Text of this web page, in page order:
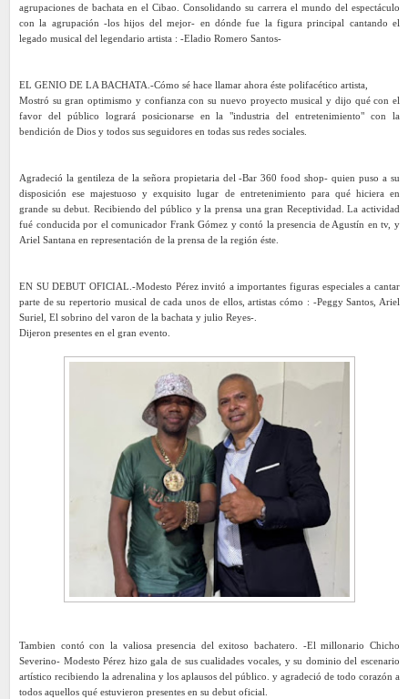
agrupaciones de bachata en el Cibao. Consolidando su carrera el mundo del espectáculo
con la agrupación -los hijos del mejor- en dónde fue la figura principal cantando el
legado musical del legendario artista : -Eladio Romero Santos-
EL GENIO DE LA BACHATA.-Cómo sé hace llamar ahora éste polifacético artista,
Mostró su gran optimismo y confianza con su nuevo proyecto musical y dijo qué con el
favor del público logrará posicionarse en la "industria del entretenimiento" con la
bendición de Dios y todos sus seguidores en todas sus redes sociales.
Agradeció la gentileza de la señora propietaria del -Bar 360 food shop- quien puso a su
disposición ese majestuoso y exquisito lugar de entretenimiento para qué hiciera en
grande su debut. Recibiendo del público y la prensa una gran Receptividad. La actividad
fué conducida por el comunicador Frank Gómez y contó la presencia de Agustín en tv, y
Ariel Santana en representación de la prensa de la región éste.
EN SU DEBUT OFICIAL.-Modesto Pérez invitó a importantes figuras especiales a cantar
parte de su repertorio musical de cada unos de ellos, artistas cómo : -Peggy Santos, Ariel
Suriel, El sobrino del varon de la bachata y julio Reyes-.
Dijeron presentes en el gran evento.
Tambien contó con la valiosa presencia del exitoso bachatero. -El millonario Chicho
Severino- Modesto Pérez hizo gala de sus cualidades vocales, y su dominio del escenario
artístico recibiendo la adrenalina y los aplausos del público. y agradeció de todo corazón a
todos aquellos qué estuvieron presentes en su debut oficial.